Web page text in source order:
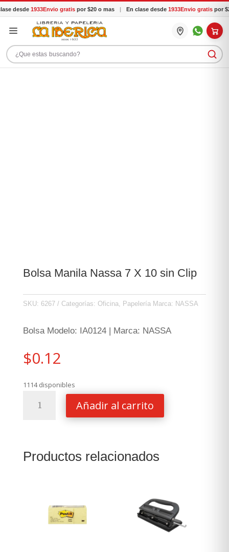
desde1933Envio gratispor $20 o mas En clase desde1933Envio gratispor
Buscar productos
Bolsa Manila Nassa 7 X 10 sin Clip
SKU: 6267 Categorías: Oficina, Papelería Marca: NASSA
Bolsa Modelo: IA0124 | Marca: NASSA
$0.12
1114 disponibles
Manila
10
Añadir al carrito
Productos relacionados